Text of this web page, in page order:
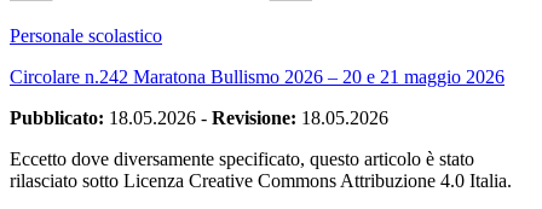
Personale scolastico
Circolare n.242 Maratona Bullismo 2026 – 20 e 21 maggio 2026
Pubblicato: 18.05.2026 - Revisione: 18.05.2026
Eccetto dove diversamente specificato, questo articolo è stato
rilasciato sotto Licenza Creative Commons Attribuzione 4.0 Italia.